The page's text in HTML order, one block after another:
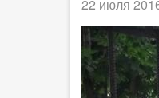
22 июля